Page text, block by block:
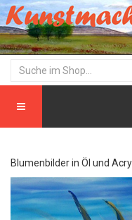
Blumenbilder in Öl und Acryl.